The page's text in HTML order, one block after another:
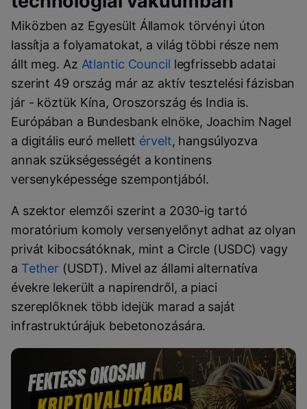
Miközben az Egyesült Államok törvényi úton
lassítja a folyamatokat, a világ többi része nem
állt meg. Az Atlantic Council legfrissebb adatai
szerint 49 ország már az aktív tesztelési fázisban
jár - köztük Kína, Oroszország és India is.
Európában a Bundesbank elnöke, Joachim Nagel
a digitális euró mellett érvelt, hangsúlyozva
annak szükségességét a kontinens
versenyképessége szempontjából.
A szektor elemzői szerint a 2030-ig tartó
moratórium komoly versenyelőnyt adhat az olyan
privát kibocsátóknak, mint a Circle (USDC) vagy
a Tether (USDT). Mivel az állami alternatíva
évekre lekerült a napirendről, a piaci
szereplőknek több idejük marad a saját
infrastruktúrájuk bebetonozására.